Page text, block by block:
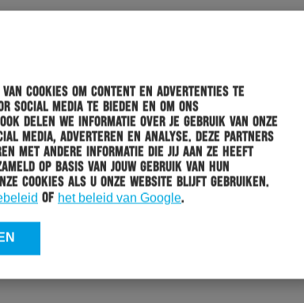
cookies om content en advertenties te
social media te bieden en om ons
delen we informatie over je gebruik van onze
media, adverteren en analyse. Deze partners
met andere informatie die jij aan ze heeft
op basis van jouw gebruik van hun
cookies als u onze website blijft gebruiken.
of het beleid van Google.